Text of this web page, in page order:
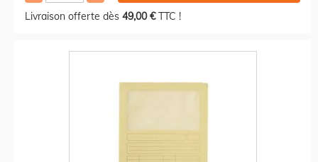
Livraison offerte dès 49,00 €TTC !